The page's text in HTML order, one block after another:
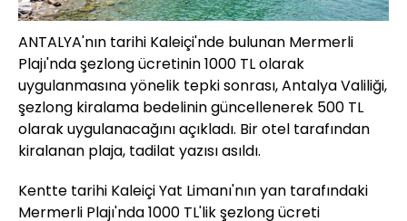
ANTALYA'nın tarihi Kaleiçi'nde bulunan Mermerli
Plajı'nda şezlong ücretinin 1000 TL olarak
uygulanmasına yönelik tepki sonrası, Antalya Valiliği,
şezlong kiralama bedelinin güncellenerek 500 TL
olarak uygulanacağını açıkladı. Bir otel tarafından
kiralanan plaja, tadilat yazısı asıldı.
Kentte tarihi Kaleiçi Yat Limanı'nın yan tarafındaki
Mermerli Plajı'nda 1000 TL'lik şezlong ücreti